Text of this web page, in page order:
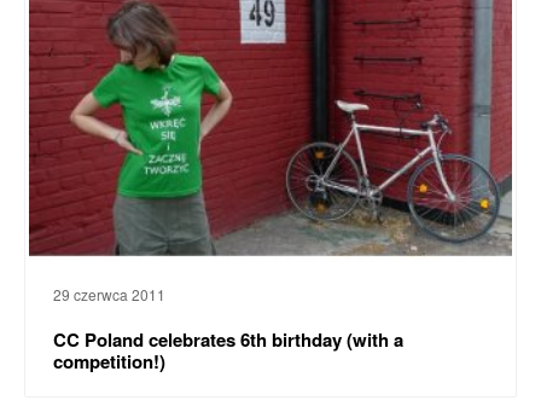
29 czerwca 2011
CC Poland celebrates 6th birthday (with a
competition!)